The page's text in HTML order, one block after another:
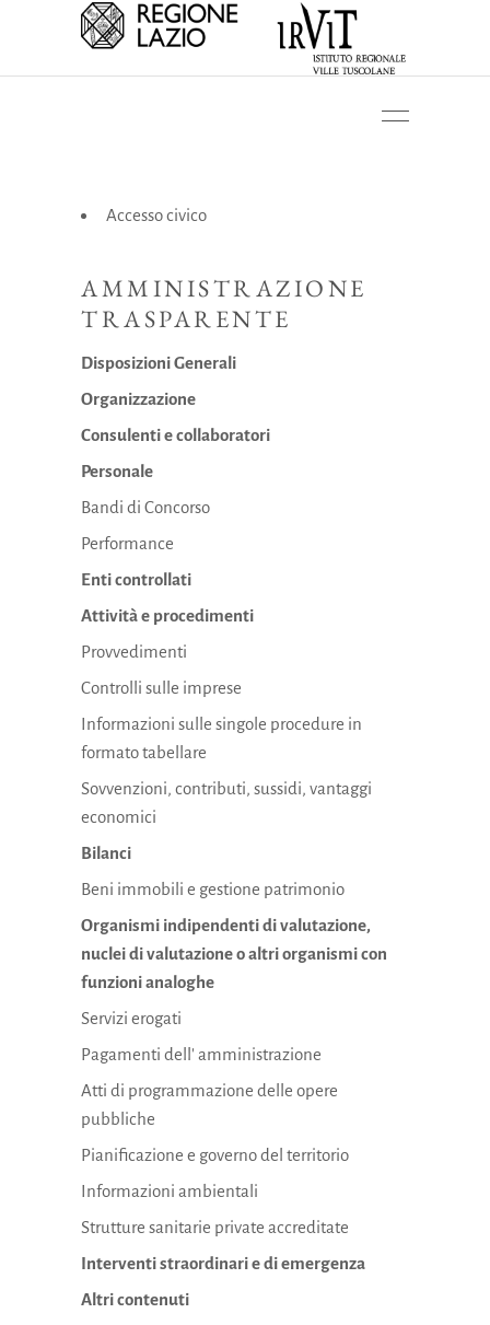
Accesso civico
AMMINISTRAZIONE
TRASPARENTE
Disposizioni Generali
Organizzazione
Consulenti e collaboratori
Personale
Bandi di Concorso
Performance
Enti controllati
Attività e procedimenti
Provvedimenti
Controlli sulle imprese
Informazioni sulle singole procedure in
formato tabellare
Sovvenzioni, contributi, sussidi, vantaggi
economici
Bilanci
Beni immobili e gestione patrimonio
Organismi indipendenti di valutazione,
nuclei di valutazione o altri organismi con
funzioni analoghe
Servizi erogati
Pagamenti dell' amministrazione
Atti di programmazione delle opere
pubbliche
Pianificazione e governo del territorio
Informazioni ambientali
Strutture sanitarie private accreditate
Interventi straordinari e di emergenza
Altri contenuti